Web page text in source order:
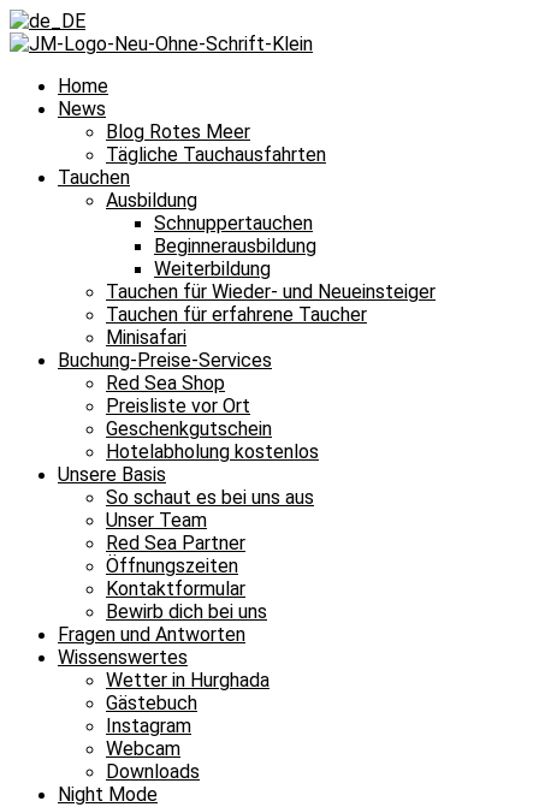
Home
News
Blog Rotes Meer
Tägliche Tauchausfahrten
Tauchen
Ausbildung
Schnuppertauchen
Beginnerausbildung
Weiterbildung
Tauchen für Wieder- und Neueinsteiger
Tauchen für erfahrene Taucher
Minisafari
Buchung-Preise-Services
Red Sea Shop
Preisliste vor Ort
Geschenkgutschein
Hotelabholung kostenlos
Unsere Basis
So schaut es bei uns aus
Unser Team
Red Sea Partner
Öffnungszeiten
Kontaktformular
Bewirb dich bei uns
Fragen und Antworten
Wissenswertes
Wetter in Hurghada
Gästebuch
Instagram
Webcam
Downloads
Night Mode